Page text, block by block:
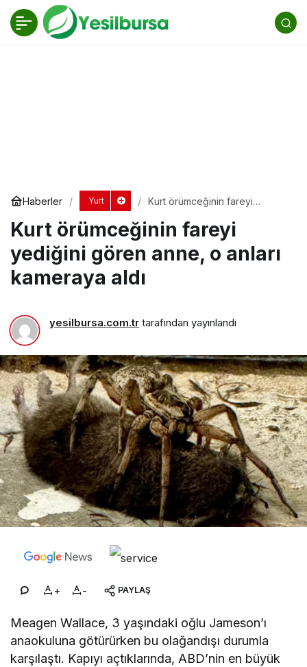
Haberler Yurt
Kurt örümceğinin fareyi
kameraya aldı
Kurt örümceğinin fareyi
yediğini gören anne, o anları
kameraya aldı
yesilbursa.com.tr tarafından yayınlandı
+ - PAYLAŞ
Meagen Wallace, 3 yaşındaki oğlu Jameson’ı
anaokuluna götürürken bu olağandışı durumla
karşılaştı. Kapıyı açtıklarında, ABD’nin en büyük
Kurt örümceğinin fareyi yediğini gören anne,